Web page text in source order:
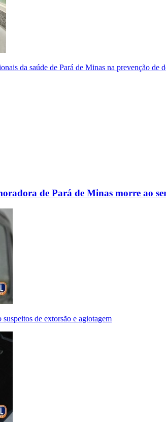
da saúde de Pará de Minas na prevenção de
de Pará de Minas morre ao
de extorsão e agiotagem